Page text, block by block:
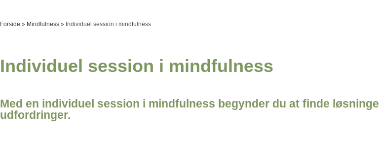
Forside » Mindfulness » Individuel session i mindfulness
Individuel session i mindfulness
Med en individuel session i mindfulness begynder du at finde
udfordringer.